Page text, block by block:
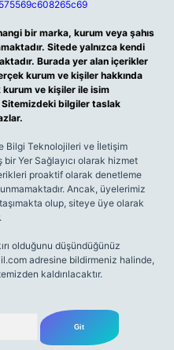
bir marka, kurum veya şahıs
Sitede yalnızca kendi
Burada yer alan içerikler
kurum ve kişiler hakkında
kurum ve kişiler ile isim
bilgiler taslak
Bilgi Teknolojileri ve İletişim
bir Yer Sağlayıcı olarak hizmet
proaktif olarak denetleme
Ancak, üyelerimiz
olup, siteye üye olarak
olduğunu düşündüğünüz
adresine bildirmeniz halinde,
kaldırılacaktır.